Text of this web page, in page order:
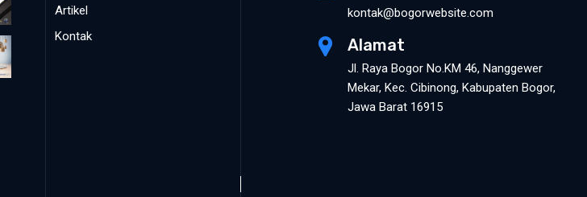
Artikel
Kontak
kontak@bogorwebsite.com
Alamat
Jl. Raya Bogor No.KM 46, Nanggewer
Mekar, Kec. Cibinong, Kabupaten Bogor,
Jawa Barat 16915